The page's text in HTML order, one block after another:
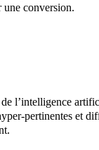
une conversion.
l’intelligence
pertinentes et